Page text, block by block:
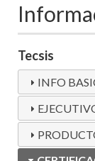
Tecsis
INFO